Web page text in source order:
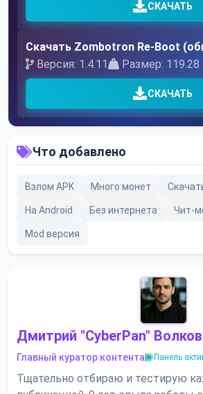
СКАЧАТЬ
Скачать Zombotron Re-Boot
Версия: 1.4.11
Размер: 119.28
СКАЧАТЬ
Что добавлено
Взлом APK Много монет
На Android Без интернета Чит-
Mod версия
Дмитрий "CyberPan" Волков
Главный куратор контента| Панель
Тщательно отбираю и тестирую